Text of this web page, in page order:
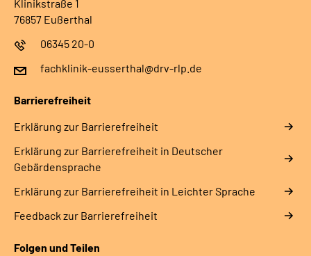
Klinikstraße 1
76857 Eußerthal
06345 20-0
fachklinik-eusserthal@drv-rlp.de
Barrierefreiheit
Erklärung zur Barrierefreiheit
Erklärung zur Barrierefreiheit in Deutscher
Gebärdensprache
Erklärung zur Barrierefreiheit in Leichter Sprache
Feedback zur Barrierefreiheit
Folgen und Teilen